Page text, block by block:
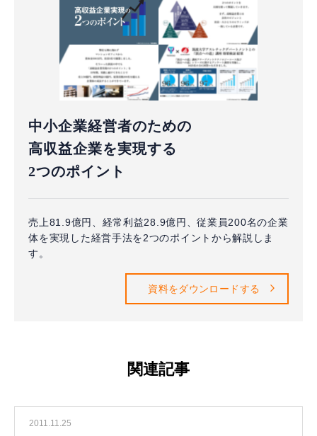
中小企業経営者のための
高収益企業を実現する
2つのポイント
売上81.9億円、経常利益28.9億円、従業員200名の企業
体を実現した経営手法を2つのポイントから解説しま
す。
資料をダウンロードする
関連記事
2011.11.25